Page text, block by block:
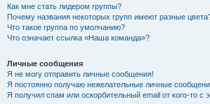
Как мне стать лидером группы?
Почему названия некоторых групп имеют разные
Что такое группа по умолчанию?
Что означает ссылка «Наша команда»?
Личные сообщения
Я не могу отправить личные сообщения!
Я постоянно получаю нежелательные личные
Я получил спам или оскорбительный email от кого-то с